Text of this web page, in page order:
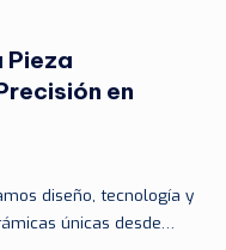
Pieza
en
diseño, tecnología y
únicas desde…